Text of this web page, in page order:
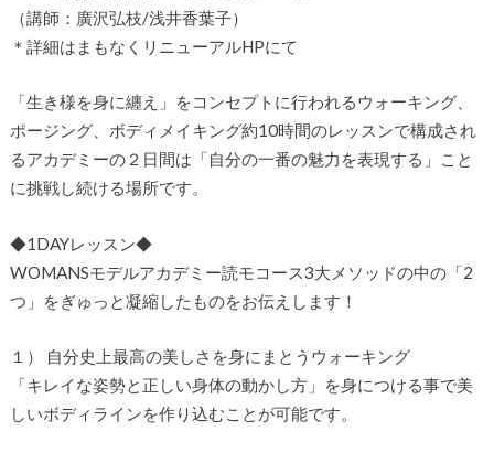
（講師：廣沢弘枝/浅井香葉子）
＊詳細はまもなくリニューアルHPにて
「生き様を身に纏え」をコンセプトに行われるウォーキング、
ポージング、ボディメイキング約10時間のレッスンで構成され
るアカデミーの２日間は「自分の一番の魅力を表現する」こと
に挑戦し続ける場所です。
◆1DAYレッスン◆
WOMANSモデルアカデミー読モコース3大メソッドの中の「2
つ」をぎゅっと凝縮したものをお伝えします！
１） 自分史上最高の美しさを身にまとうウォーキング
「キレイな姿勢と正しい身体の動かし方」を身につける事で美
しいボディラインを作り込むことが可能です。